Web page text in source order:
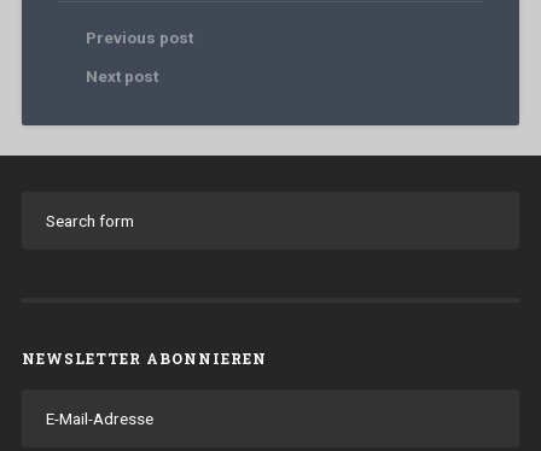
Previous post
Next post
NEWSLETTER ABONNIEREN
Mail-